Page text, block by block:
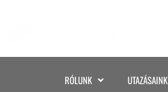
RÓLUNK UTAZÁSAINK